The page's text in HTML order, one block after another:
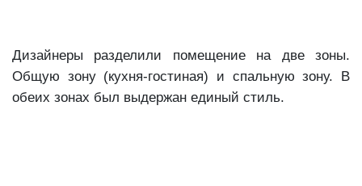
Дизайнеры разделили помещение на две зоны.
Общую зону (кухня-гостиная) и спальную зону. В
обеих зонах был выдержан единый стиль.